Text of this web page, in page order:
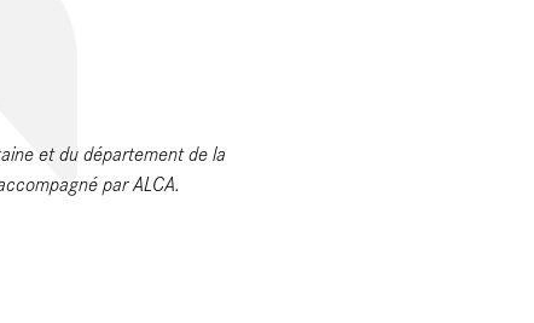
et du département de la
par ALCA.